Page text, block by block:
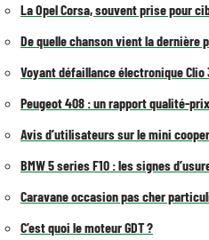
La Opel Corsa, souvent prise pour
De quelle chanson vient la dernière
Voyant défaillance électronique
Peugeot 408 : un rapport qualité-
Avis d’utilisateurs sur le mini
BMW 5 series F10 : les signes
Caravane occasion pas cher
C’est quoi le moteur GDT ?